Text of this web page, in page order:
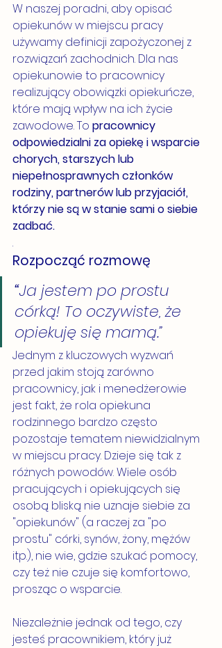
W naszej poradni, aby opisać
opiekunów w miejscu pracy
używamy definicji zapożyczonej z
rozwiązań zachodnich. Dla nas
opiekunowie to pracownicy
realizujący obowiązki opiekuńcze,
które mają wpływ na ich życie
zawodowe. To pracownicy
odpowiedzialni za opiekę i wsparcie
chorych, starszych lub
niepełnosprawnych członków
rodziny, partnerów lub przyjaciół,
którzy nie są w stanie sami o siebie
zadbać.
.
Rozpocząć rozmowę
“Ja jestem po prostu
córką! To oczywiste, że
opiekuję się mamą.”
Jednym z kluczowych wyzwań
przed jakim stoją zarówno
pracownicy, jak i menedżerowie
jest fakt, że rola opiekuna
rodzinnego bardzo często
pozostaje tematem niewidzialnym
w miejscu pracy. Dzieje się tak z
różnych powodów. Wiele osób
pracujących i opiekujących się
osobą bliską nie uznaje siebie za
"opiekunów" (a raczej za "po
prostu" córki, synów, żony, mężów
itp.), nie wie, gdzie szukać pomocy,
czy też nie czuje się komfortowo,
prosząc o wsparcie.
Niezależnie jednak od tego, czy
jesteś pracownikiem, który już